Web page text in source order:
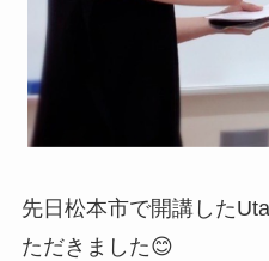
先日松本市で開講した
ただきました😊